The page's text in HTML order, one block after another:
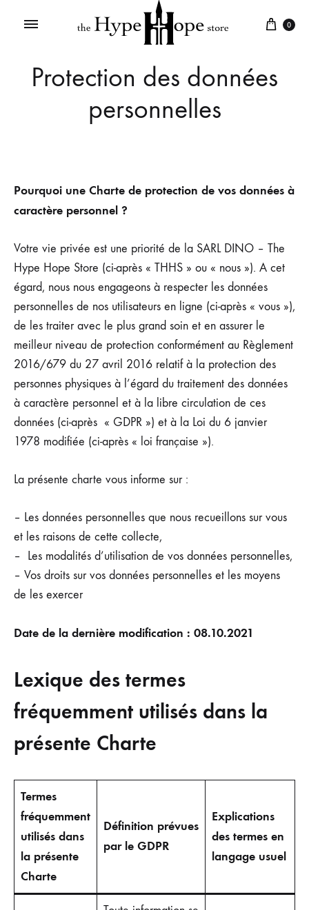
0
Protection des données
personnelles
Pourquoi une Charte de protection de vos données à
caractère personnel ?
Votre vie privée est une priorité de la SARL DINO – The
Hype Hope Store (ci-après « THHS » ou « nous »). A cet
égard, nous nous engageons à respecter les données
personnelles de nos utilisateurs en ligne (ci-après « vous »),
de les traiter avec le plus grand soin et en assurer le
meilleur niveau de protection conformément au Règlement
2016/679 du 27 avril 2016 relatif à la protection des
personnes physiques à l’égard du traitement des données
à caractère personnel et à la libre circulation de ces
données (ci-après « GDPR ») et à la Loi du 6 janvier
1978 modifiée (ci-après « loi française »).
La présente charte vous informe sur :
– Les données personnelles que nous recueillons sur vous
et les raisons de cette collecte,
– Les modalités d’utilisation de vos données personnelles,
– Vos droits sur vos données personnelles et les moyens
de les exercer
Date de la dernière modification : 08.10.2021
Lexique des termes
fréquemment utilisés dans la
présente Charte
Termes
fréquemment
utilisés dans
la présente
Charte
Définition prévues
par le GDPR
Explications
des termes en
langage usuel